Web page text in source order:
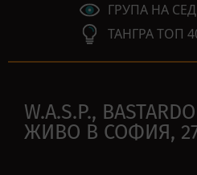
ГРУПА НА
ТАНГРА ТОП
W.A.S.P.,
ЖИВО В СОФИЯ,